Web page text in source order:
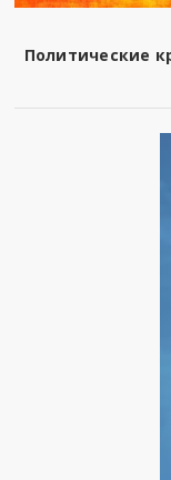
Политические